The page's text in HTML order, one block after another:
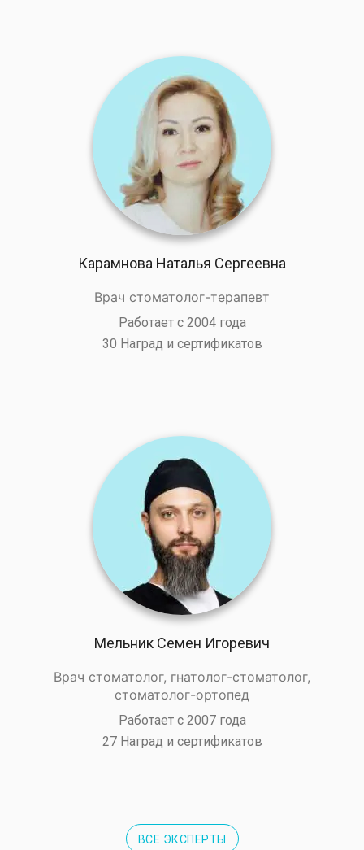
Карамнова Наталья Сергеевна
Врач стоматолог-терапевт
Работает с 2004 года
30 Наград и сертификатов
Мельник Семен Игоревич
Врач стоматолог, гнатолог-стоматолог,
стоматолог-ортопед
Работает с 2007 года
27 Наград и сертификатов
ВСЕ ЭКСПЕРТЫ